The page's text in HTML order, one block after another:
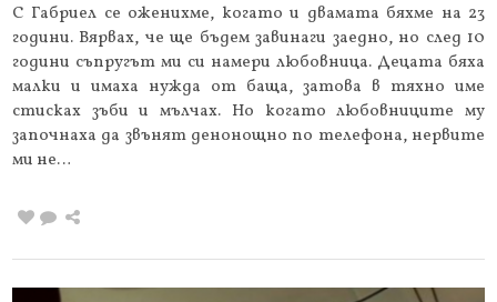
С Габриел се оженихме, когато и двамата бяхме на 23
години. Вярвах, че ще бъдем завинаги заедно, но след 10
години съпругът ми си намери любовница. Децата бяха
малки и имаха нужда от баща, затова в тяхно име
стисках зъби и мълчах. Но когато любовниците му
започнаха да звънят денонощно по телефона, нервите
ми не…